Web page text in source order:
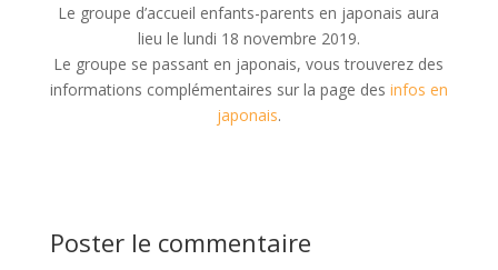
Le groupe d’accueil enfants-parents en japonais aura
lieu le lundi 18 novembre 2019.
Le groupe se passant en japonais, vous trouverez des
informations complémentaires sur la page des infos en
japonais.
Poster le commentaire